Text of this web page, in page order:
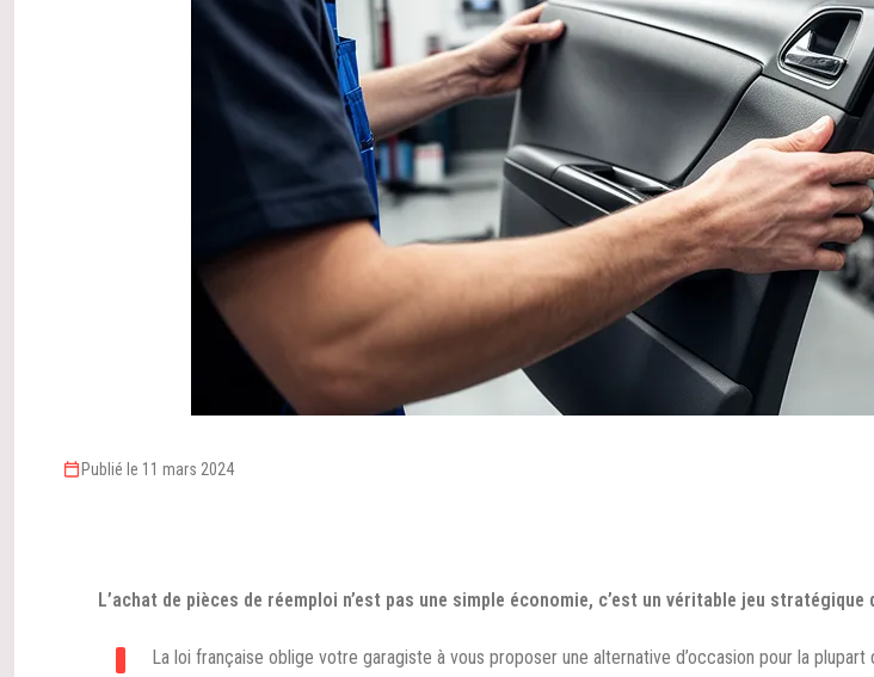
Publié le 11 mars 2024
L’achat de pièces de réemploi n’est pas une simple économie, c’est un véritable jeu
La loi française oblige votre garagiste à vous proposer une alternative d’occasion pour la